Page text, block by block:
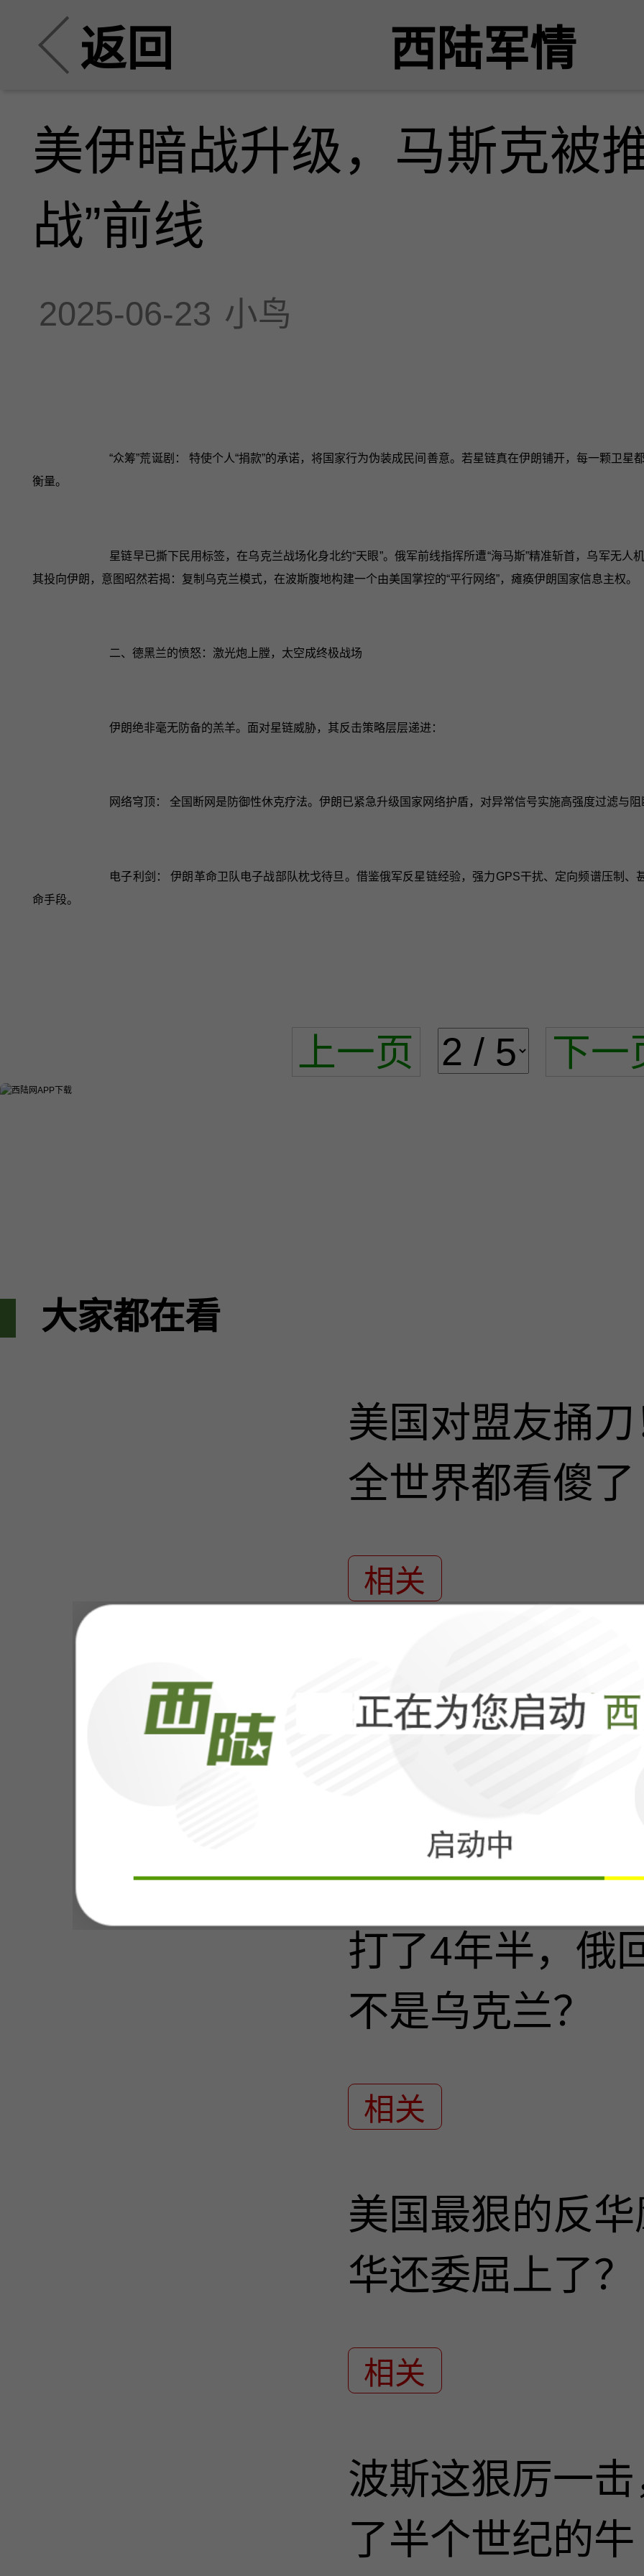
返回 西陆军情
美伊暗战升级，马斯克被
战”前线
2025-06-23 小鸟
“众筹”荒诞剧： 特使个人“捐款”的承诺，将国家行为伪装成民间善意。若星链真在伊朗铺开，每一颗卫
衡量。
星链早已撕下民用标签，在乌克兰战场化身北约“天眼”。俄军前线指挥所遭“海马斯”精准斩首，乌军无
其投向伊朗，意图昭然若揭：复制乌克兰模式，在波斯腹地构建一个由美国掌控的“平行网络”，瘫痪伊朗国家信息主权。
二、德黑兰的愤怒：激光炮上膛，太空成终极战场
伊朗绝非毫无防备的羔羊。面对星链威胁，其反击策略层层递进：
网络穹顶： 全国断网是防御性休克疗法。伊朗已紧急升级国家网络护盾，对异常信号实施高强度过滤与阻
电子利剑： 伊朗革命卫队电子战部队枕戈待旦。借鉴俄军反星链经验，强力GPS干扰、定向频谱压制、
命手段。
上一页 下一
大家都在看
美国对盟友捅
全世界都看傻了
相关
波斯第27波打
打了4年半，俄
不是乌克兰？
相关
美国最狠的反
华还委屈上了？
相关
波斯这狠厉一
了半个世纪的牛